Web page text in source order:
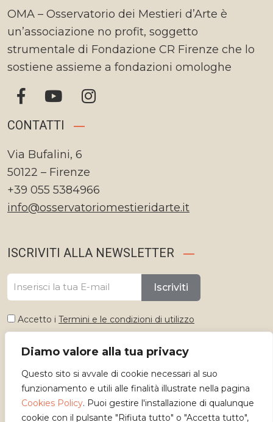
Diamo valore alla tua privacy
Questo sito si avvale di cookie necessari al suo
funzionamento e utili alle finalità illustrate nella pagina
Cookies Policy. Puoi gestire l'installazione di qualunque
cookie con il pulsante "Rifiuta tutto" o "Accetta tutto",
OMA – Osservatorio dei Mestieri d’Arte è
un’associazione no profit, soggetto
strumentale di Fondazione CR Firenze che lo
sostiene assieme a fondazioni omologhe
CONTATTI
Via Bufalini, 6
50122 – Firenze
+39 055 5384966
info@osservatoriomestieridarte.it
ISCRIVITI ALLA NEWSLETTER
Iscriviti
Accetto i Termini e le condizioni di utilizzo
Seleziona lingua
Italiano